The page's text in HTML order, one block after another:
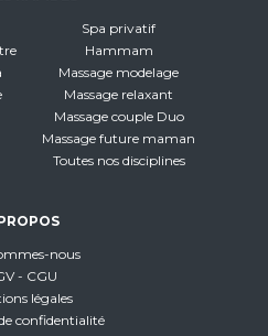
Spa privatif
Hammam
Massage modelage
Massage relaxant
Massage couple Duo
Massage future maman
Toutes nos disciplines
nous
- CGU
légales
confidentialité